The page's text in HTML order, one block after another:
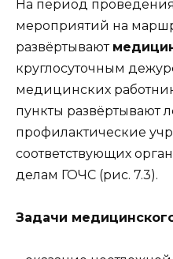
На период
мероприятий на
развёртывают
круглосуточным
медицинских
пункты развёртывают
профилактические
соответствующих
делам ГОЧС (рис. 7.3).
Задачи